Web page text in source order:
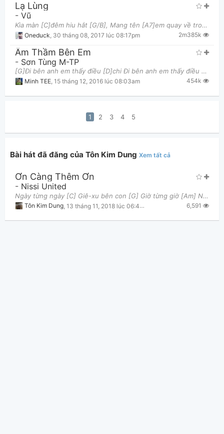
Lạ Lùng
- Vũ
Kìa màn [C]đêm hiu hắt [G/B], Mang tên [A7]em quay về trong ký [Dm7]ức , Của [G]anh qua [C]thời
Oneduck 30 tháng 08, 2017 lúc 08:17pm 2m385k
Âm Thầm Bên Em
- Sơn Tùng M-TP
[G]Đi bên anh em thấy điều [D]chi Đi bên anh em thấy điều [Em]gì...(Nước mắt rơi) Gần [Bm]kề...làn
Minh TEE 15 tháng 12, 2016 lúc 08:03am 454k
1 2 3 4 5
Bài hát đã đăng của Tôn Kim Dung Xem tất cả
Ơn Càng Thêm Ơn
- Nissi United
Ngày từng ngày [C] Giê-xu bên con [G] Giờ từng giờ [Am] Ngài luôn chăm nom [G] Giây từng giây [F]
Tôn Kim Dung 13 tháng 11, 2018 lúc 06:42am 6,591